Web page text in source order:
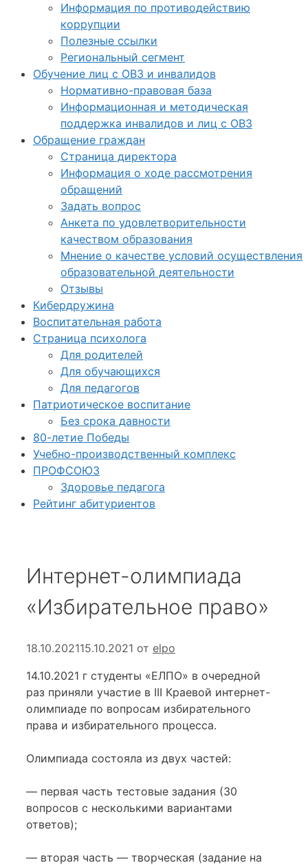
Информация по противодействию
коррупции
Полезные ссылки
Региональный сегмент
Обучение лиц с ОВЗ и инвалидов
Нормативно-правовая база
Информационная и методическая
поддержка инвалидов и лиц с ОВЗ
Обращение граждан
Страница директора
Информация о ходе рассмотрения
обращений
Задать вопрос
Анкета по удовлетворительности
качеством образования
Мнение о качестве условий осуществления
образовательной деятельности
Отзывы
Кибердружина
Воспитательная работа
Страница психолога
Для родителей
Для обучающихся
Для педагогов
Патриотическое воспитание
Без срока давности
80-летие Победы
Учебно-производственный комплекс
ПРОФСОЮЗ
Здоровье педагога
Рейтинг абитуриентов
Интернет-олимпиада
«Избирательное право»
18.10.202115.10.2021 от elpo
14.10.2021 г студенты «ЕЛПО» в очередной
раз приняли участие в III Краевой интернет-
олимпиаде по вопросам избирательного
права и избирательного процесса.
Олимпиада состояла из двух частей:
— первая часть тестовые задания (30
вопросов с несколькими вариантами
ответов);
— вторая часть — творческая (задание на